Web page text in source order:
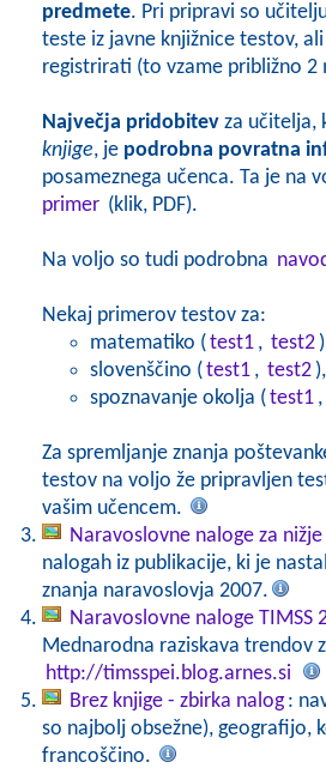
predmete. Pri pripravi so
teste iz javne knjižnice testov,
registrirati (to vzame približno 2
Največja pridobitevza učitelja,
knjige, je podrobna povratna
posameznega učenca. Ta je na
primer (klik, PDF).
Na voljo so tudi podrobna
Nekaj primerov testov za:
matematiko (test1 , test2
slovenščino (test1 , test2 ),
spoznavanje okolja (test1 ,
Za spremljanje znanja
testov na voljo že pripravljen
vašim učencem.
Naravoslovne naloge za
nalogah iz publikacije, ki je
znanja naravoslovja 2007.
Naravoslovne naloge TIMSS
Mednarodna raziskava trendov
http://timsspei.blog.arnes.si
Brez knjige - zbirka nalog :
so najbolj obsežne), geografijo,
francoščino.